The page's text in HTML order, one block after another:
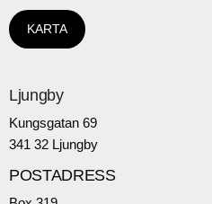
KARTA
Ljungby
Kungsgatan 69
341 32 Ljungby
POSTADRESS